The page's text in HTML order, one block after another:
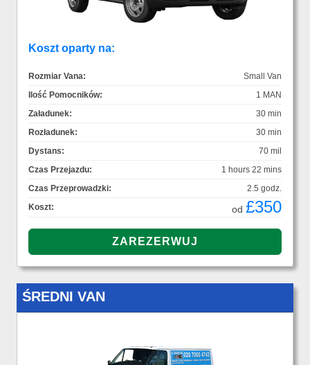
Koszt oparty na:
Rozmiar Vana:
Small Van
Ilość Pomocników:
1 MAN
Załadunek:
30 min
Rozładunek:
30 min
Dystans:
70 mil
Czas Przejazdu:
1 hours 22 mins
Czas Przeprowadzki:
2.5 godz.
Koszt:
od £350
ŚREDNI VAN